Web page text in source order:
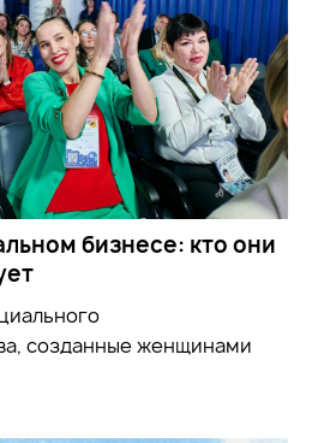
бизнесе: кто они
созданные женщинами